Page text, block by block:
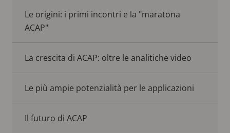
Le origini: i primi incontri e la "maratona
ACAP"
La crescita di ACAP: oltre le analitiche video
Le più ampie potenzialità per le applicazioni
Il futuro di ACAP